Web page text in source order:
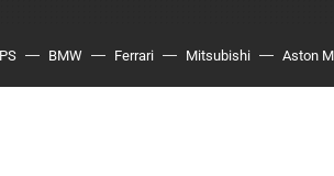
BMW Ferrari Mitsubishi Aston